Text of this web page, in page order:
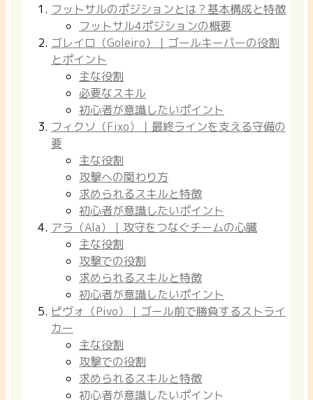
フットサルのポジションとは？基本構成と特徴
フットサル4ポジションの概要
ゴレイロ（Goleiro）｜ゴールキーパーの役割
とポイント
主な役割
必要なスキル
初心者が意識したいポイント
フィクソ（Fixo）｜最終ラインを支える守備の
要
主な役割
攻撃への関わり方
求められるスキルと特徴
初心者が意識したいポイント
アラ（Ala）｜攻守をつなぐチームの心臓
主な役割
攻撃での役割
求められるスキルと特徴
初心者が意識したいポイント
ピヴォ（Pivo）｜ゴール前で勝負するストライ
カー
主な役割
攻撃での役割
求められるスキルと特徴
初心者が意識したいポイント